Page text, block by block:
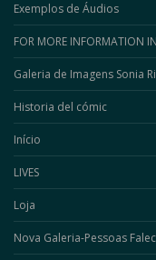
Exemplos de Áudios
FOR MORE INFORMATION
Galeria de Imagens Sonia
Historia del cómic
Início
LIVES
Loja
Nova Galeria-Pessoas